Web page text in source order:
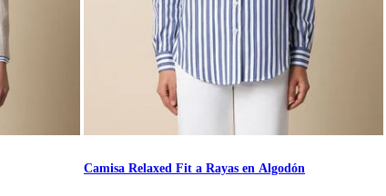
Camisa Relaxed Fit a Rayas en Algodón